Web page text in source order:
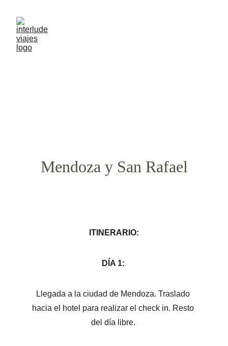
Mendoza y San Rafael
ITINERARIO:
DÍA 1:
Llegada a la ciudad de Mendoza. Traslado
hacia el hotel para realizar el check in. Resto
del día libre.